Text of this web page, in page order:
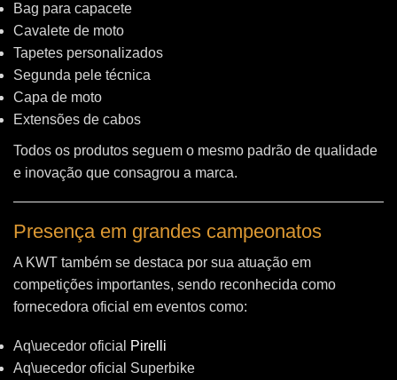
Bag para capacete
Cavalete de moto
Tapetes personalizados
Segunda pele técnica
Capa de moto
Extensões de cabos
Todos os produtos seguem o mesmo padrão de qualidade
e inovação que consagrou a marca.
Presença em grandes campeonatos
A KWT também se destaca por sua atuação em
competições importantes, sendo reconhecida como
fornecedora oficial em eventos como:
Aq\uecedor oficial
Pirelli
Aq\uecedor oficial Superbike